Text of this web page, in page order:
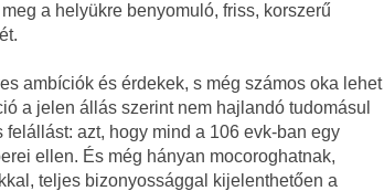
a helyükre benyomuló, friss, korszerű
ambíciók és érdekek, s még számos oka lehet
a jelen állás szerint nem hajlandó tudomásul
azt, hogy mind a 106 evk-ban egy
ellen. És még hányan mocoroghatnak,
teljes bizonyossággal kijelenthetően a